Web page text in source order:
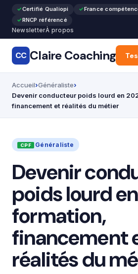
Certifié Qualiopi
France
RNCP référencé
NewsletterÀ propos
CC Claire Coaching
Accueil Généraliste
Devenir conducteur poids lourd en
financement et réalités du métier
Généraliste
Devenir
poids lourd
formation,
financement
réalités du